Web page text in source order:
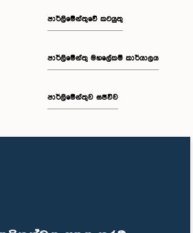
පාර්ලිමේන්තුවේ කටයුතු
පාර්ලිමේන්තු මහලේකම් කාර්යාලය
පාර්ලිමේන්තුව සජීවීව